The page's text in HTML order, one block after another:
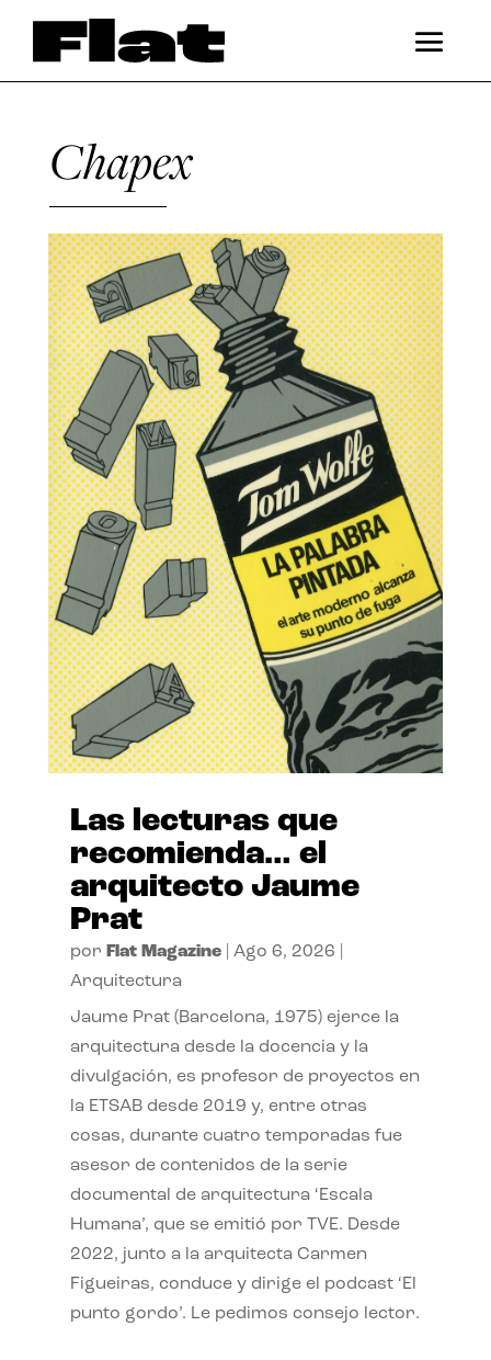
Chapex
Las lecturas que
recomienda… el
arquitecto Jaume
Prat
por Flat Magazine| Ago 6, 2026
Arquitectura
Jaume Prat (Barcelona, 1975) ejerce la
arquitectura desde la docencia y la
divulgación, es profesor de proyectos en
la ETSAB desde 2019 y, entre otras
cosas, durante cuatro temporadas fue
asesor de contenidos de la serie
documental de arquitectura ‘Escala
Humana’, que se emitió por TVE. Desde
2022, junto a la arquitecta Carmen
Figueiras, conduce y dirige el podcast ‘El
punto gordo’. Le pedimos consejo lector.